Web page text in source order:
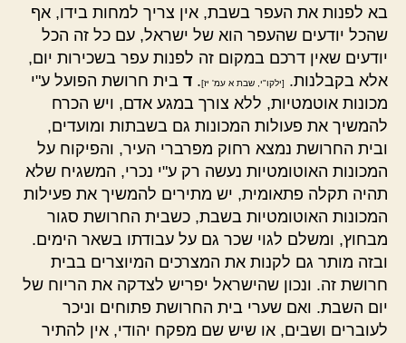
בא לפנות את העפר בשבת, אין צריך למחות בידו, אף
שהכל יודעים שהעפר הוא של ישראל, עם כל זה הכל
יודעים שאין דרכם במקום זה לפנות עפר בשכירות יום,
אלא בקבלנות.
[ילקו"י, שבת א עמ' יז]. ד בית חרושת הפועל ע"י
מכונות אוטמטיות, ללא צורך במגע אדם, ויש הכרח
להמשיך את פעולות המכונות גם בשבתות ומועדים,
ובית החרושת נמצא רחוק מפרברי העיר, והפיקוח על
המכונות האוטומטיות נעשה רק ע"י נכרי, המשגיח שלא
תהיה תקלה פתאומית, יש מתירים להמשיך את פעילות
המכונות האוטומטיות בשבת, כשבית החרושת סגור
מבחוץ, ומשלם לגוי שכר גם על עבודתו בשאר הימים.
ובזה מותר גם לקנות את המצרכים המיוצרים בבית
חרושת זה. ונכון שהישראל יפריש לצדקה את הריוח של
יום השבת. ואם שערי בית החרושת פתוחים וניכר
לעוברים ושבים, או שיש שם מפקח יהודי, אין להתיר